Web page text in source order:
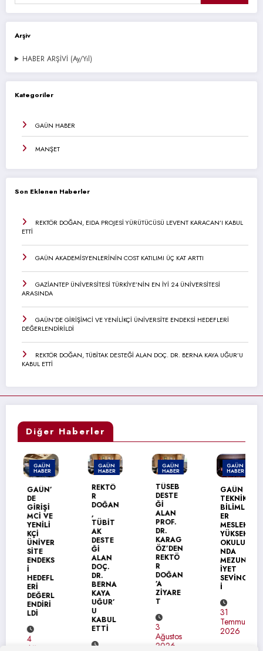
Arşiv
HABER ARŞİVİ (Ay/Yıl)
Kategoriler
GAÜN HABER
MANŞET
Son Eklenen Haberler
REKTÖR DOĞAN, EIDA PROJESİ YÜRÜTÜCÜSÜ LEVENT KARACAN’I KABUL
ETTİ
GAÜN AKADEMİSYENLERİNİN COST KATILIMI ÜÇ KAT ARTTI
GAZİANTEP ÜNİVERSİTESİ TÜRKİYE’NİN EN İYİ 24 ÜNİVERSİTESİ
ARASINDA
GAÜN’DE GİRİŞİMCİ VE YENİLİKÇİ ÜNİVERSİTE ENDEKSİ HEDEFLERİ
DEĞERLENDİRİLDİ
REKTÖR DOĞAN, TÜBİTAK DESTEĞİ ALAN DOÇ. DR. BERNA KAYA UĞUR’U
KABUL ETTİ
Diğer Haberler
GAÜN
HABER
GAÜN’
DE
GİRİŞİ
MCİ VE
YENİLİ
KÇİ
ÜNİVER
SİTE
ENDEKS
HEDEFL
ERİ
DEĞERL
ENDİRİ
LDİ
Ağustos
GAÜN
HABER
REKTÖ
DOĞAN
TÜBİT
AK
DESTE
Ğİ
ALAN
DOÇ.
DR.
BERNA
KAYA
UĞUR’
KABUL
ETTİ
GAÜN
HABER
TÜSEB
DESTE
Ğİ
ALAN
PROF.
DR.
KARAG
ÖZ’DEN
REKTÖ
DOĞAN
’A
ZİYARE
Ağustos
2026
GAÜN
HABER
GAÜN
TEKNİK
BİLİML
ER
MESLEK
YÜKSEK
OKULU’
NDA
MEZUN
İYET
SEVİNC
31
Temmuz
2026